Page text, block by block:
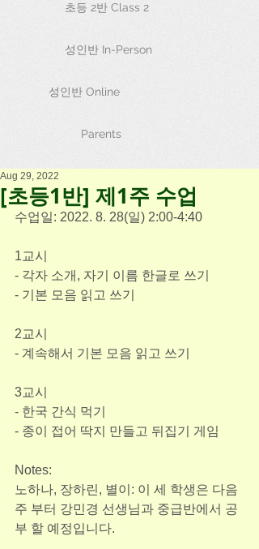
초등 2반 Class 2
성인반 In-Person
성인반 Online
Parents
[초등1반] 제1주 수업
Aug 29, 2022
수업일: 2022. 8. 28(일) 2:00-4:40
1교시
- 각자 소개, 자기 이름 한글로 쓰기
- 기본 모음 읽고 쓰기
2교시
- 계속해서 기본 모음 읽고 쓰기
3교시
- 한국 간식 먹기
- 종이 접어 딱지 만들고 뒤집기 게임
Notes:
노하나, 장하린, 별이: 이 세 학생은 다음
주 부터 강민경 선생님과 중급반에서 공
부 할 예정입니다.